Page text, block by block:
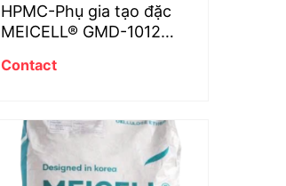
HPMC-Phụ gia tạo đặc
MEICELL® GMD-1012
Contact